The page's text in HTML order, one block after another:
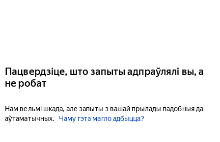
Пацвердзіце, што запыты адпраўлялі вы, а
не робат
Нам вельмі шкада, але запыты з вашай прылады падобныя да
аўтаматычных.
Чаму гэта магло адбыцца?